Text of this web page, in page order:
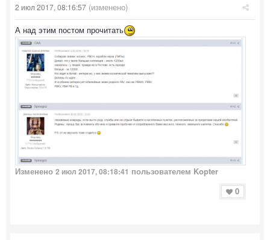
2 июл 2017, 08:16:57 (изменено)
А над этим постом прочитать
Изменено 2 июл 2017, 08:18:41 пользователем Kopter
0